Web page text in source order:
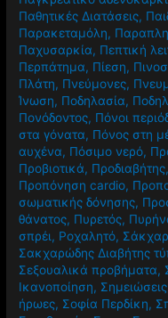
Παθητικές Διατάσεις,
Παρακεταμόλη,
Παχυσαρκία, Πεπτική
Περπάτημα, Πίεση,
Πλάτη, Πνεύμονες,
Ίνωση, Ποδηλασία,
Πονόδοντος, Πόνοι
στα γόνατα, Πόνος στη
αυχένα, Πόσιμο νερό,
Προβιοτικά, Προδιαβήτης,
Προπόνηση cardio,
σωματικής δόνησης,
θάνατος, Πυρετός,
σπρέι, Ροχαλητό,
Σακχαρώδης Διαβήτης
Σεξουαλικά προβήματα,
Ικανοποίηση, Σημειώσεις
ήρωες, Σοφία Περδίκη,